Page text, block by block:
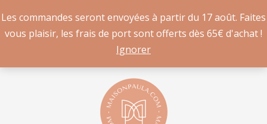
Les commandes seront envoyées à partir du 17 août. Faites
vous plaisir, les frais de port sont offerts dès 65€ d'achat !
Ignorer